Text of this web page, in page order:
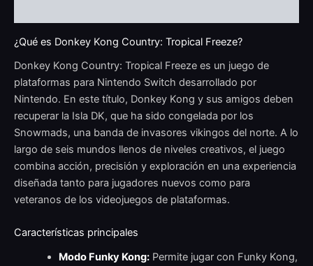
¿Qué es Donkey Kong Country: Tropical Freeze?
Donkey Kong Country: Tropical Freeze es un juego de
plataformas para Nintendo Switch desarrollado por
Nintendo. En este título, Donkey Kong y sus amigos deben
recuperar la Isla DK, que ha sido congelada por los
Snowmads, una banda de invasores vikingos del norte. A lo
largo de seis mundos llenos de niveles creativos, el juego
combina acción, precisión y exploración en una experiencia
diseñada tanto para jugadores nuevos como para
veteranos de los videojuegos de plataformas.
Características principales
Modo Funky Kong:Permite jugar con Funky Kong,